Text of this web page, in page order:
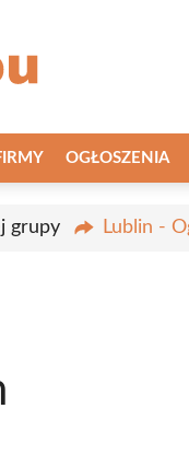
OGŁOSZENIA
grupy Lublin -